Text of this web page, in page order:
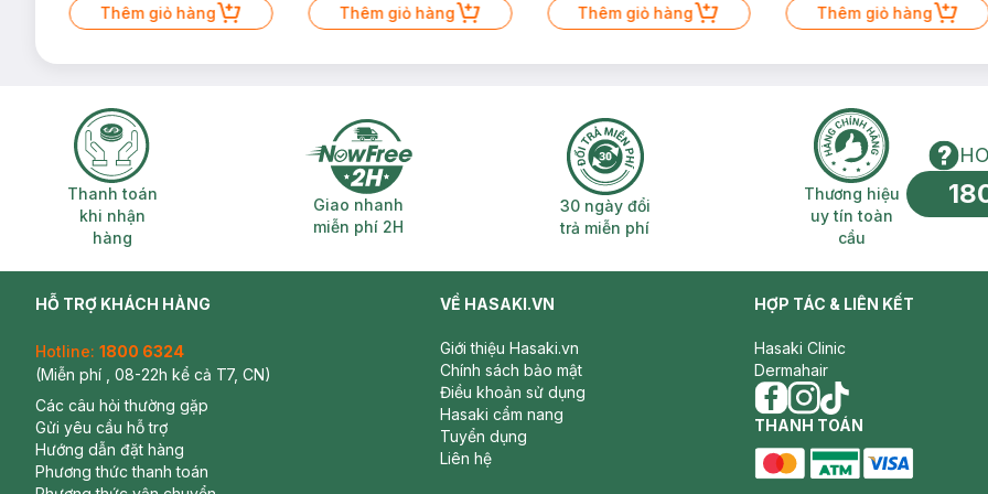
Thêm giỏ hàng Thêm giỏ hàng Thêm giỏ hàng Thêm giỏ hàng
Thanh toán khi nhận hàng
Thanh toán
khi nhận
hàng
Giao nhanh miễn phí 2H
Giao nhanh
miễn phí 2H
30 ngày đổi trả miễn phí
30 ngày đổi
trả miễn phí
Thương hiệu
Thương hiệu
uy tín toàn
cầu
HỖ TRỢ KHÁCH HÀNG
Hotline: 1800 6324
(Miễn phí , 08-22h kể cả T7, CN)
Các câu hỏi thường gặp
Gửi yêu cầu hỗ trợ
Hướng dẫn đặt hàng
Phương thức thanh toán
VỀ HASAKI.VN
Giới thiệu Hasaki.vn
Chính sách bảo mật
Điều khoản sử dụng
Hasaki cẩm nang
Tuyển dụng
Liên hệ
HỢP TÁC & LIÊN KẾT
Hasaki Clinic
Dermahair
facebook
instagram
tiktok
THANH TOÁN